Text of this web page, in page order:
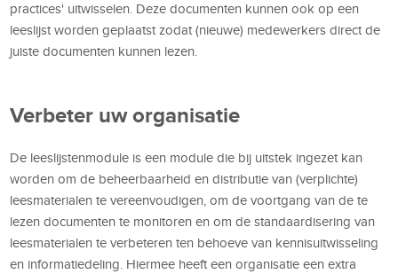
practices' uitwisselen. Deze documenten kunnen ook op een
leeslijst worden geplaatst zodat (nieuwe) medewerkers direct de
juiste documenten kunnen lezen.
Verbeter uw organisatie
De leeslijstenmodule is een module die bij uitstek ingezet kan
worden om de beheerbaarheid en distributie van (verplichte)
leesmaterialen te vereenvoudigen, om de voortgang van de te
lezen documenten te monitoren en om de standaardisering van
leesmaterialen te verbeteren ten behoeve van kennisuitwisseling
en informatiedeling. Hiermee heeft een organisatie een extra